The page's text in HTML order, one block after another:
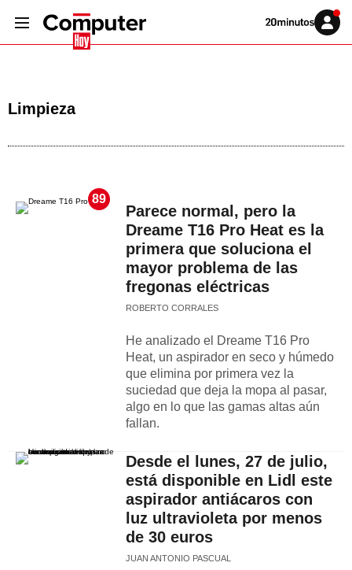
Volver
Iniciar
sesión
Limpieza
89
Parece normal, pero la
Dreame T16 Pro Heat es la
primera que soluciona el
mayor problema de las
fregonas eléctricas
ROBERTO CORRALES
He analizado el Dreame T16 Pro
Heat, un aspirador en seco y húmedo
que elimina por primera vez la
suciedad que deja la mopa al pasar,
algo en lo que las gamas altas aún
fallan.
Desde el lunes, 27 de julio,
está disponible en Lidl este
aspirador antiácaros con
luz ultravioleta por menos
de 30 euros
JUAN ANTONIO PASCUAL